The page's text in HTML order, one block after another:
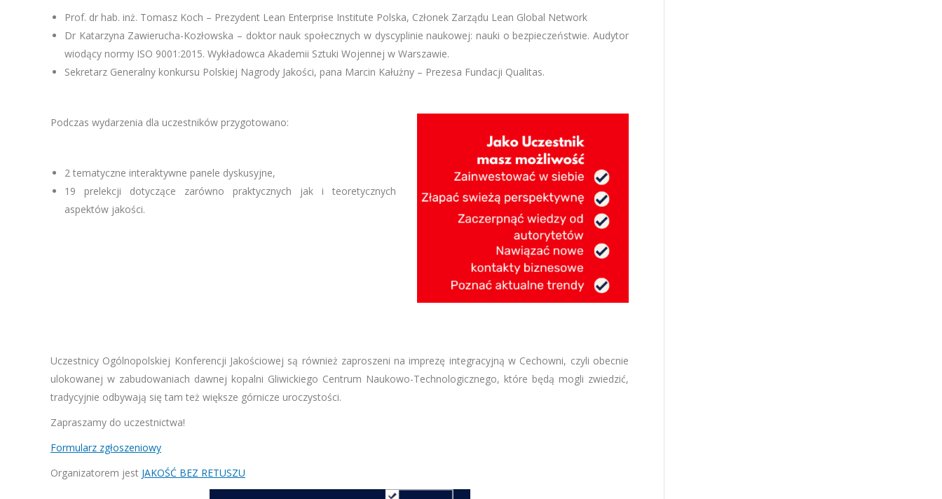
Prof. dr hab. inż. Tomasz Koch – Prezydent Lean Enterprise Institute Polska, Członek Zarządu Lean Global Network
Dr Katarzyna Zawierucha-Kozłowska – doktor nauk społecznych w dyscyplinie naukowej: nauki o bezpieczeństwie. Audytor
wiodący normy ISO 9001:2015. Wykładowca Akademii Sztuki Wojennej w Warszawie.
Sekretarz Generalny konkursu Polskiej Nagrody Jakości, pana Marcin Kałużny – Prezesa Fundacji Qualitas.
Podczas wydarzenia dla uczestników przygotowano:
2 tematyczne interaktywne panele dyskusyjne,
19 prelekcji dotyczące zarówno praktycznych jak i teoretycznych
aspektów jakości.
Uczestnicy Ogólnopolskiej Konferencji Jakościowej są również zaproszeni na imprezę integracyjną w Cechowni, czyli obecnie
ulokowanej w zabudowaniach dawnej kopalni Gliwickiego Centrum Naukowo-Technologicznego, które będą mogli zwiedzić,
tradycyjnie odbywają się tam też większe górnicze uroczystości.
Zapraszamy do uczestnictwa!
Formularz zgłoszeniowy
Organizatorem jest JAKOŚĆ BEZ RETUSZU